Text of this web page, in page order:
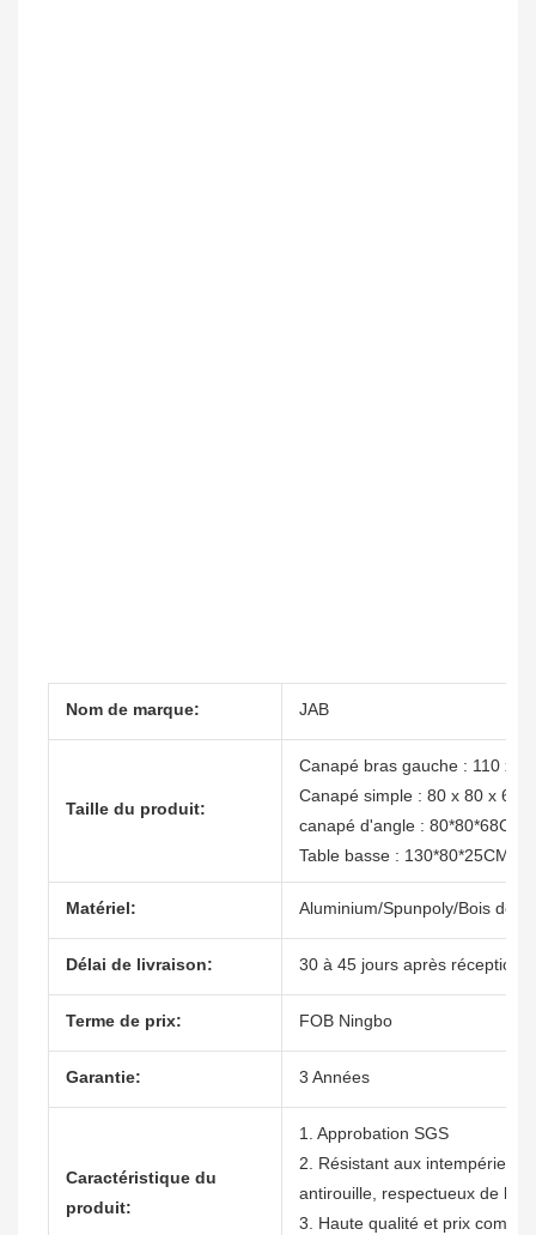
Nom de marque: JAB
Taille du produit:
Canapé bras gauche : 110 x
Canapé simple : 80 x 80 x 68
canapé d'angle : 80*80*68CM
Table basse : 130*80*25CM
Matériel: Aluminium/Spunpoly/Bois de
Délai de livraison: 30 à 45 jours après réception
Terme de prix: FOB Ningbo
Garantie: 3 Années
Caractéristique du
produit:
1. Approbation SGS
2. Résistant aux intempéries,
antirouille, respectueux de
3. Haute qualité et prix